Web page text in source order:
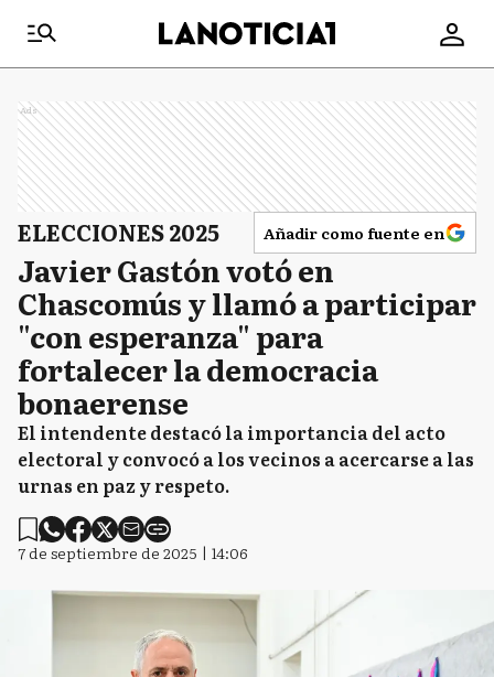
Ads
ELECCIONES 2025 Añadir como fuente en
Javier Gastón votó en
Chascomús y llamó a participar
"con esperanza" para
fortalecer la democracia
bonaerense
El intendente destacó la importancia del acto
electoral y convocó a los vecinos a acercarse a las
urnas en paz y respeto.
7 de septiembre de 2025 | 14:06